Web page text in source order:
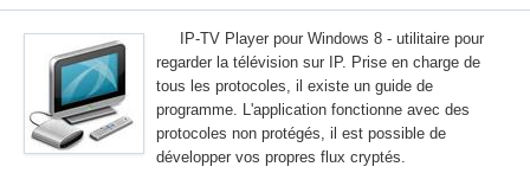
IP-TV Player pour Windows 8 - utilitaire pour
regarder la télévision sur IP. Prise en charge de
tous les protocoles, il existe un guide de
programme. L'application fonctionne avec des
protocoles non protégés, il est possible de
développer vos propres flux cryptés.